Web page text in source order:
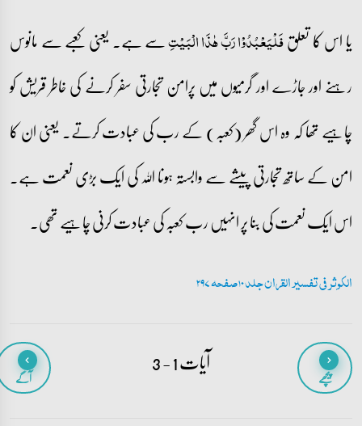
یا اس کا تعلقفَلۡیَعۡبُدُوۡا رَبَّ ہٰذَا الۡبَیۡتِسے ہے۔ یعنی کعبے سے مانوس
رہنے اور جاڑے اور گرمیوں میں پرامن تجارتی سفر کرنے کی خاطر قریش کو
چاہیے تھا کہ وہ اس گھر (کعبہ) کے رب کی عبادت کرتے۔ یعنی ان کا
امن کے ساتھ تجارتی پیشے سے وابستہ ہونا اللہ کی ایک بڑی نعمت ہے۔
اس ایک نعمت کی بنا پر انہیں رب کعبہ کی عبادت کرنی چاہیے تھی۔
الکوثر فی تفسیر القران جلد 10 صفحہ 297
پیچھے آیات 1 - 3 آگے